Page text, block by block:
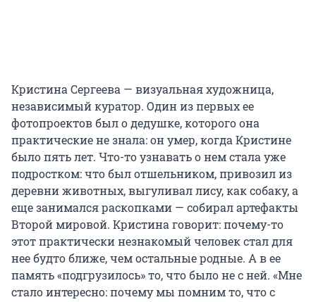
Кристина Сергеева — визуальная художница,
независимый куратор. Один из первых ее
фотопроектов был о дедушке, которого она
практические не знала: он умер, когда Кристине
было пять лет. Что-то узнавать о нем стала уже
подростком: что был отшельником, привозил из
деревни животных, выгуливал лису, как собаку, а
еще занимался раскопками — собирал артефакты
Второй мировой. Кристина говорит: почему-то
этот практически незнакомый человек стал для
нее будто ближе, чем остальные родные. А в ее
память «подгрузилось» то, что было не с ней. «Мне
стало интересно: почему мы помним то, что с